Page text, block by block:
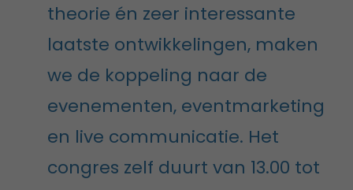
theorie én zeer interessante
laatste ontwikkelingen, maken
we de koppeling naar de
evenementen, eventmarketing
en live communicatie. Het
congres zelf duurt van 13.00 tot